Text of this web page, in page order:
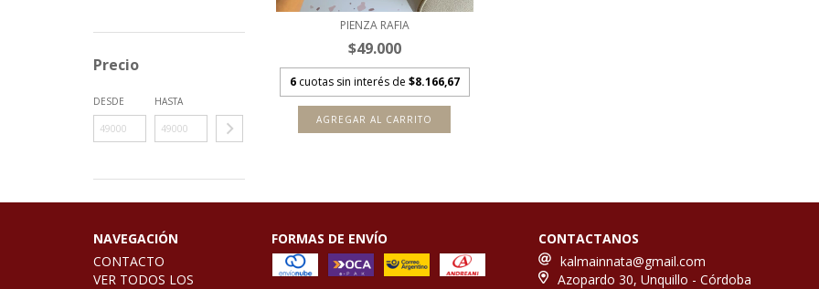
Precio
DESDE HASTA
PIENZA RAFIA
$49.000
6 cuotas sin interés de $8.166,67
AGREGAR AL CARRITO
NAVEGACIÓN
CONTACTO
VER TODOS LOS
FORMAS DE ENVÍO
CONTACTANOS
kalmainnata@gmail.com
Azopardo 30, Unquillo - Córdoba